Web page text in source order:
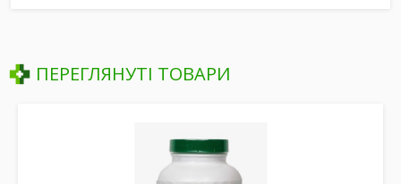
ПЕРЕГЛЯНУТІ ТОВАРИ